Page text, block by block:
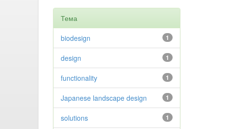
Тема
1
biodesign
1
design
1
functionality
1
Japanese landscape design
1
solutions